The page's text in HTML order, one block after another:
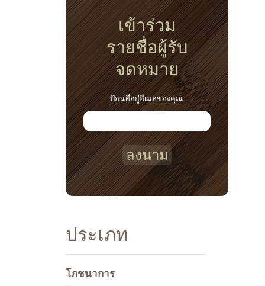
เข้าร่วม
รายชื่อผู้รับ
จดหมาย
ป้อนที่อยู่อีเมลของคุณ:
ลงนาม
ประเภท
โภชนาการ